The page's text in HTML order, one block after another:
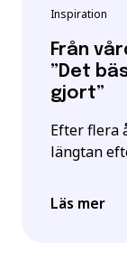
Inspiration
Från
”Det
gjort”
Efter flera
längtan
Läs mer